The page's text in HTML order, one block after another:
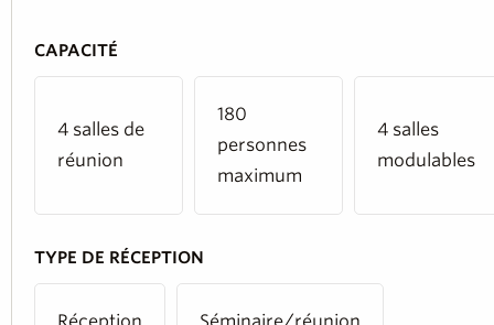
CAPACITÉ
4 salles de
réunion
180
personnes
maximum
4 salles
modulables
TYPE DE RÉCEPTION